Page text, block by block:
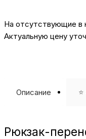
На отсутствующие в
Актуальную цену
Описание
Рюкзак-